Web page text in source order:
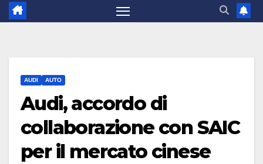
AUDI AUTO
Audi, accordo di
collaborazione con SAIC
per il mercato cinese